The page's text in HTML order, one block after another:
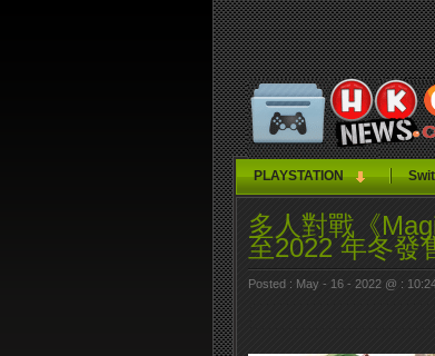
PLAYSTATION
多人對戰《
至2022 年冬發
Posted : May - 16 - 2022 @ :